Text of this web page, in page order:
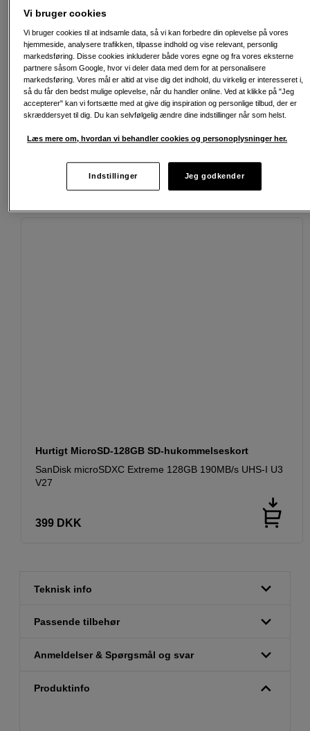
Fri fragt ved køb over 500 kr.
30 dages returret
Hurtigt MicroSD-128GB SD-hukommelseskort
SanDisk microSDXC Extreme 128GB 190MB/s UHS-I U3
V27
399 DKK
Teknisk info
Passende tilbehør
Anmeldelser & Spørgsmål og svar
Produktinfo
Vi bruger cookies
Vi bruger cookies til at indsamle data, så vi kan forbedre din oplevelse på vores
hjemmeside, analysere trafikken, tilpasse indhold og vise relevant, personlig
markedsføring. Disse cookies inkluderer både vores egne og fra vores eksterne
partnere såsom Google, hvor vi deler data med dem for at personalisere
markedsføring. Vores mål er altid at vise dig det indhold, du virkelig er interesseret i,
så du får den bedst mulige oplevelse, når du handler online. Ved at klikke på "Jeg
accepterer" kan vi fortsætte med at give dig inspiration og personlige tilbud, der er
skræddersyet til dig. Du kan selvfølgelig ændre dine indstillinger når som helst.
Læs mere om, hvordan vi behandler cookies og personoplysninger her.
Indstillinger Jeg godkender